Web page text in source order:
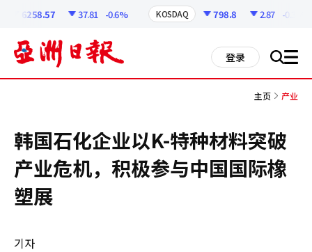
6258.57 37.81 -0.6% KOSDAQ 798.8 2.87 -0.36%
登录 搜 all
主页 产业
韩国石化企业以K-特种材料突破
产业危机，积极参与中国国际橡
塑展
기자